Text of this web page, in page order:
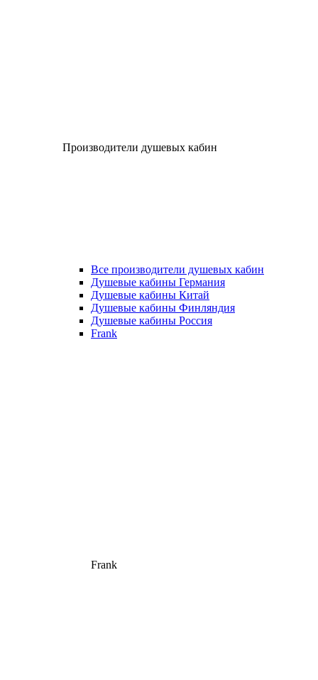
Производители душевых кабин
Все производители душевых кабин
Душевые кабины Германия
Душевые кабины Китай
Душевые кабины Финляндия
Душевые кабины Россия
Frank
Frank